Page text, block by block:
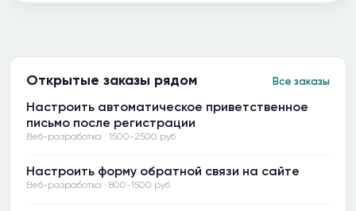
Открытые заказы рядом Все заказы
Настроить автоматическое приветственное
письмо после регистрации
Веб-разработка · 1500-2500 руб
Настроить форму обратной связи на сайте
Веб-разработка · 800-1500 руб